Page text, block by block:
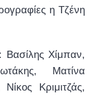
η Τζένη
Βασίλης Χίμπαν,
Ματίνα
Κριμιτζάς,